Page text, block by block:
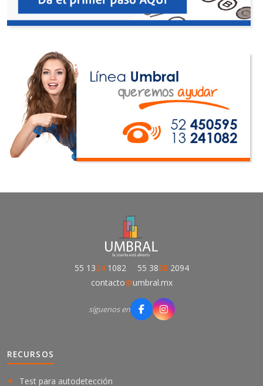
55 13241082 · 55 3888 2094
contacto@umbral.mx
síguenos en
RECURSOS
Test para autodetección